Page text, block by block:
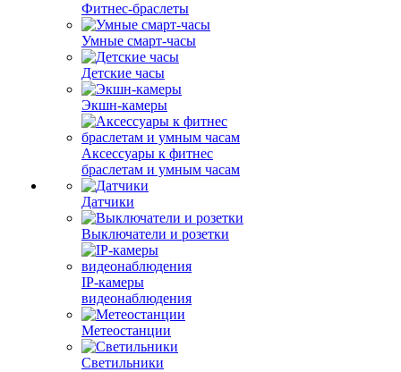
Фитнес-браслеты
Умные смарт-часы
Детские часы
Экшн-камеры
Аксессуары к фитнес
браслетам и умным часам
Датчики
Выключатели и розетки
IP-камеры
видеонаблюдения
Метеостанции
Светильники